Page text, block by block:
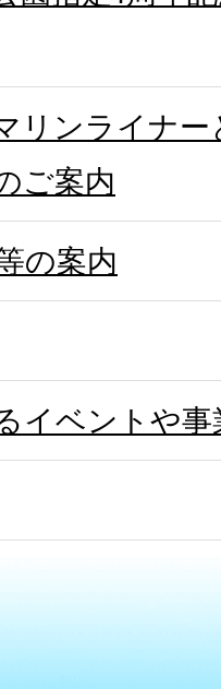
リンライナ
ご案内
の案内
イベントや